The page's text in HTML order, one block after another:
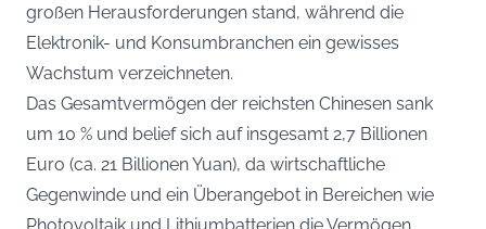
großen Herausforderungen stand, während die
Elektronik- und Konsumbranchen ein gewisses
Wachstum verzeichneten.
Das Gesamtvermögen der reichsten Chinesen sank
um 10 % und belief sich auf insgesamt 2,7 Billionen
Euro (ca. 21 Billionen Yuan), da wirtschaftliche
Gegenwinde und ein Überangebot in Bereichen wie